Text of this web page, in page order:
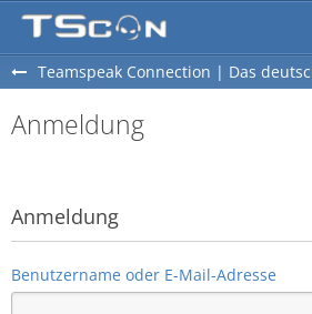
Teamspeak Connection | Das
Anmeldung
Anmeldung
Benutzername oder E-Mail-Adresse